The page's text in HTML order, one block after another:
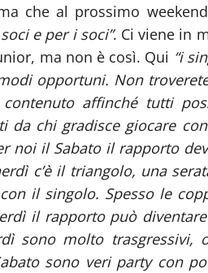
che al prossimo weekend
e per i soci”. Ci viene in
ma non è così. Qui “i
opportuni. Non
affinché tutti
da chi gradisce giocare
noi il Sabato il rapporto
c’è il triangolo, una
il singolo. Spesso le
il rapporto può
sono molto trasgressivi,
sono veri party con